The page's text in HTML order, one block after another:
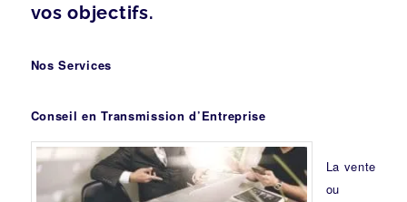
vos objectifs.
Nos Services
Conseil en Transmission d’Entreprise
La vente
ou